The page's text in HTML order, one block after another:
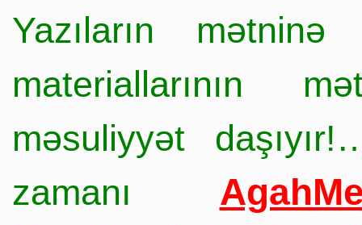
Yazıların
materiallarının
məsuliyyət
zamanı